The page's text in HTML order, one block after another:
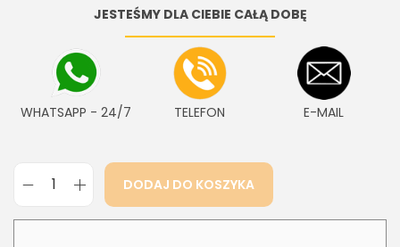
JESTEŚMY DLA CIEBIE CAŁĄ DOBĘ
WHATSAPP - 24/7 TELEFON E-MAIL
DODAJ DO KOSZYKA